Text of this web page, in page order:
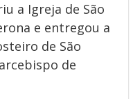
a Igreja de São
e entregou a
de São
de